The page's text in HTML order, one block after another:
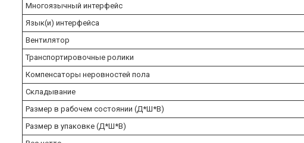
Многоязычный интерфейс
Язык(и) интерфейса
Вентилятор
Транспортировочные ролики
Компенсаторы неровностей пола
Складывание
Размер в рабочем состоянии (Д*Ш*В)
Размер в упаковке (Д*Ш*В)